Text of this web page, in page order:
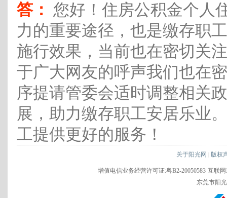
答： 您好！住房公积金个人
力的重要途径，也是缴存职
施行效果，当前也在密切关
于广大网友的呼声我们也在
序提请管委会适时调整相关
展，助力缴存职工安居乐业
工提供更好的服务！
关于阳光网 | 版权
增值电信业务经营许可证:粤B2-20050583 互联网
东莞市阳